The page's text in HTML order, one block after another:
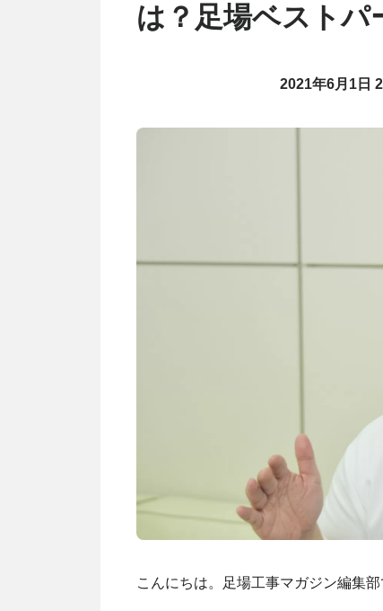
は？足場ベストパ
2021年6月1日
こんにちは。足場工事マガジン編集部